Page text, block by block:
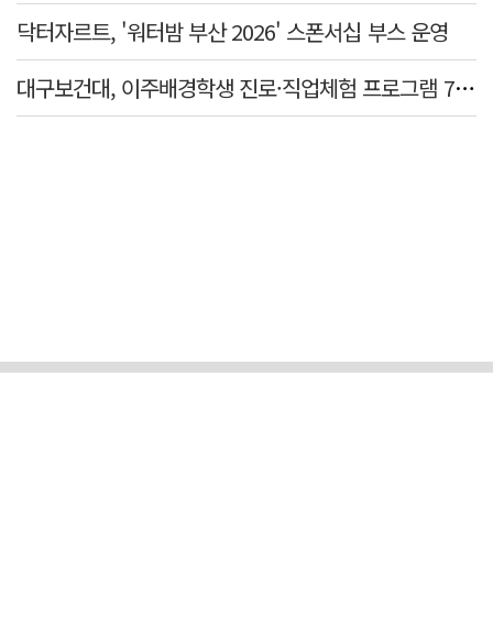
닥터자르트, '워터밤 부산 2026' 스폰서십 부스 운영
대구보건대, 이주배경학생 진로·직업체험 프로그램 7년 연속 운영